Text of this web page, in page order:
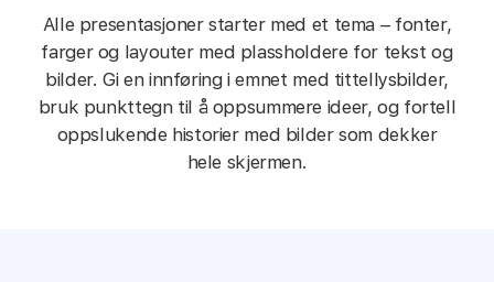
Alle presentasjoner starter med et tema – fonter,
farger og layouter med plassholdere for tekst og
bilder. Gi en innføring i emnet med tittellysbilder,
bruk punkttegn til å oppsummere ideer, og fortell
oppslukende historier med bilder som dekker
hele skjermen.